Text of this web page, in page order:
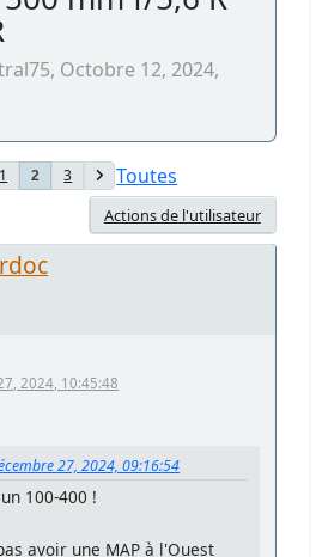
Octobre 12, 2024,
1 2 3 Toutes
Actions de l'utilisateur
2024, 10:45:48
27, 2024, 09:16:54
100-400 !
avoir une MAP à l'Ouest